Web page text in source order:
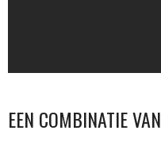
EEN COMBINATIE VAN